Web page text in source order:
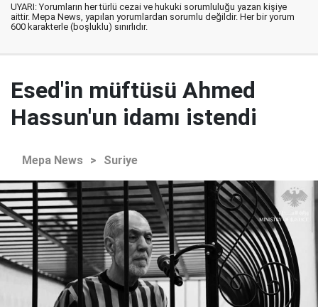
UYARI: Yorumların her türlü cezai ve hukuki sorumluluğu yazan kişiye
aittir. Mepa News, yapılan yorumlardan sorumlu değildir. Her bir yorum
600 karakterle (boşluklu) sınırlıdır.
Esed'in müftüsü Ahmed
Hassun'un idamı istendi
Mepa News > Suriye